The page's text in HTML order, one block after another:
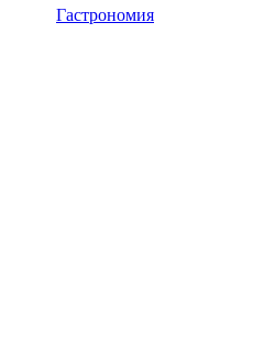
Гастрономия